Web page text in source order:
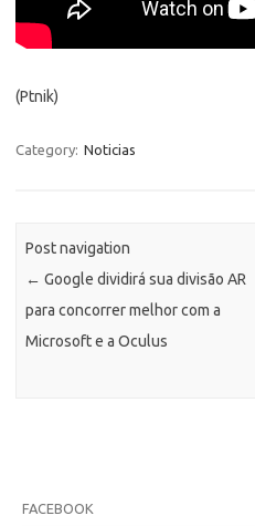
(Ptnik)
Category: Noticias
Post navigation
← Google dividirá sua divisão AR
para concorrer melhor com a
Microsoft e a Oculus
FACEBOOK